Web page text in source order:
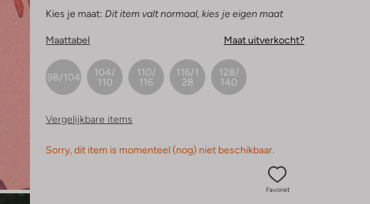
Kies je maat: Dit item valt normaal, kies je eigen maat
Maattabel Maat uitverkocht?
98/104
104/
110
110/
116
116/1
28
128/
140
Vergelijkbare items
Sorry, dit item is momenteel (nog) niet beschikbaar.
Favoriet